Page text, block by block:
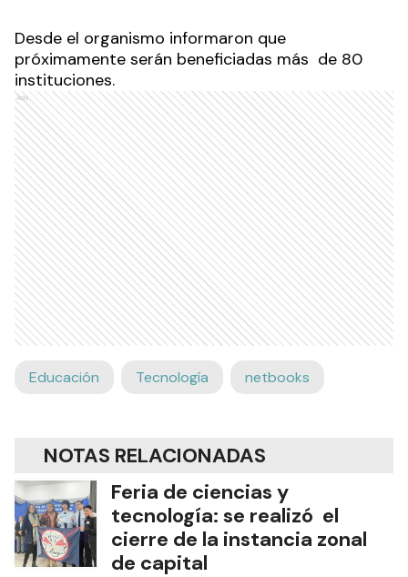
Desde el organismo informaron que
próximamente serán beneficiadas más de 80
instituciones.
Ads
Educación Tecnología netbooks
NOTAS RELACIONADAS
Feria de ciencias y
tecnología: se realizó el
cierre de la instancia zonal
de capital